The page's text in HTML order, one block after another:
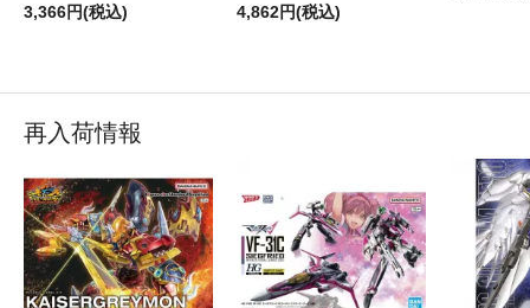
3,366円(税込) 4,862円(税込)
再入荷情報